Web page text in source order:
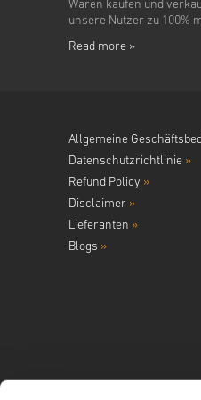
Waren kaufen und
unsere Nutzer zu 100%
Read more »
Allgemeine
Datenschutzrichtlinie »
Refund Policy »
Disclaimer »
Lieferanten »
Blogs »